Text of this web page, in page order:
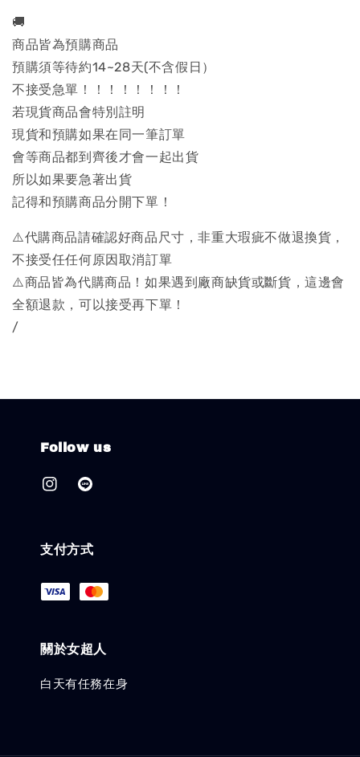
🚚
商品皆為預購商品
預購須等待約14~28天(不含假日）
不接受急單！！！！！！！！
若現貨商品會特別註明
現貨和預購如果在同一筆訂單
會等商品都到齊後才會一起出貨
所以如果要急著出貨
記得和預購商品分開下單！
⚠️代購商品請確認好商品尺寸，非重大瑕疵不做退換貨，
不接受任任何原因取消訂單
⚠️商品皆為代購商品！如果遇到廠商缺貨或斷貨，這邊會
全額退款，可以接受再下單！
/
Follow us
支付方式
關於女超人
白天有任務在身